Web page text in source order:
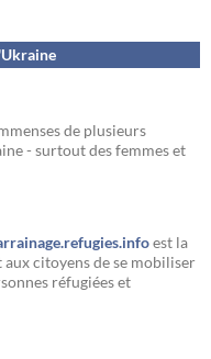
de plusieurs
- surtout des femmes et
est la
citoyens de se mobiliser
réfugiées et